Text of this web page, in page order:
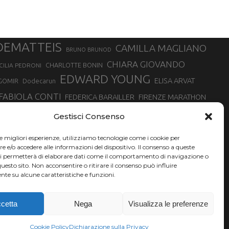
Gestisci Consenso
migliori esperienze, utilizziamo tecnologie come i cookie per
e/o accedere alle informazioni del dispositivo. Il consenso a queste
permetterà di elaborare dati come il comportamento di navigazione o
sito. Non acconsentire o ritirare il consenso può influire
su alcune caratteristiche e funzioni.
Nega Visualizza le preferenze
Cookie PolicyDichiarazione sulla Privacy
BRUNO BRUNOD CAMILLA MAGLIANO
PEDRONI CHARLOTTE BONIN CHIARA GIOVANDO
Dodecarun EDWARD YOUNG ELISA ARVAT
FABIOLA CONTI FEDERICA BARAILLER FIRENZE MARATHON
GIOVANNA EPIS GIULIANO CAVALLO
DI TORINO MARATONINA MARCELLA BELLETTI MARCO OLMO
MONVISO VERTICAL RACE NADIA BATTOCLETTI
BONALDI SILVIA RAMPAZZO
CHEVRIER YEMAN CRIPPA